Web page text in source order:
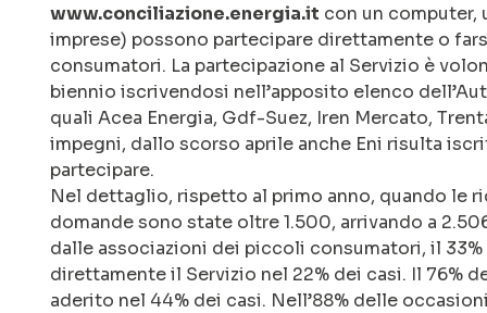
www.conciliazione.energia.it con un
imprese) possono partecipare direttamente o
consumatori. La partecipazione al Servizio è
biennio iscrivendosi nell’apposito elenco
quali Acea Energia, Gdf-Suez, Iren Mercato,
impegni, dallo scorso aprile anche Eni risulta
partecipare.
Nel dettaglio, rispetto al primo anno, quando le
domande sono state oltre 1.500, arrivando a
dalle associazioni dei piccoli consumatori, il
direttamente il Servizio nel 22% dei casi. Il 76%
aderito nel 44% dei casi. Nell’88% delle